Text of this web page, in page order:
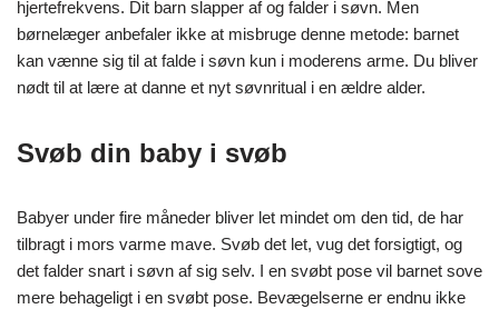
hjertefrekvens. Dit barn slapper af og falder i søvn. Men
børnelæger anbefaler ikke at misbruge denne metode: barnet
kan vænne sig til at falde i søvn kun i moderens arme. Du bliver
nødt til at lære at danne et nyt søvnritual i en ældre alder.
Svøb din baby i svøb
Babyer under fire måneder bliver let mindet om den tid, de har
tilbragt i mors varme mave. Svøb det let, vug det forsigtigt, og
det falder snart i søvn af sig selv. I en svøbt pose vil barnet sove
mere behageligt i en svøbt pose. Bevægelserne er endnu ikke